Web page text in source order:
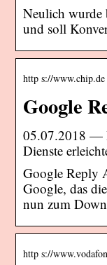
Neulich wurde
und soll
http s://
Google
05.07.2018 —
Dienste
Google Reply
Google, das
nun zum
http s://